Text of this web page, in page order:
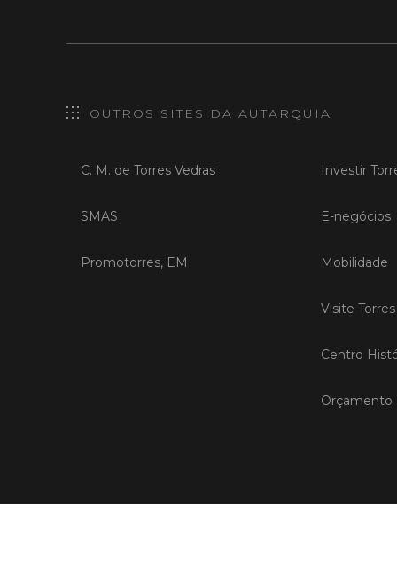
OUTROS SITES DA AUTARQUIA
C. M. de Torres Vedras
SMAS
Promotorres, EM
Investir
E-negócios
Mobilidade
Visite
Centro
Orçamento